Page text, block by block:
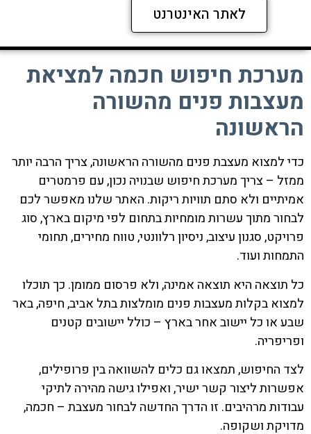
לאתר האינטרנט
מערכת חיפוש חכמה למציאת
מעצבות פנים מהשורה
הראשונה
כדי למצוא מעצבת פנים מהשורה הראשונה, צריך הרבה יותר
ממזל – צריך מערכת חיפוש שבנויה נכון, עם פרמטרים
אמיתיים ולא סתם תוויות ריקות. האתר שלנו מאפשר לכם
לבחור מתוך עשרות מומחיות בתחום לפי מיקום בארץ, סוג
פרויקט, סגנון עיצוב, ניסיון רלוונטי, טווח מחירים, תחומי
התמחות ועוד.
כל תוצאה היא תוצאה אמינה, ולא פרסום ממומן. כך תוכלו
למצוא בקלות מעצבות פנים מומלצות בתל אביב, חיפה, באר
שבע או כל יישוב אחר בארץ – כולל יישובים קטנים
ופריפריה.
לצד החיפוש, תמצאו גם כלים להשוואה בין פרופילים,
אפשרות ליצור קשר ישיר, ואפילו גישה מהירה לתיקי
עבודות מרהיבים. זו הדרך החדשה לבחור מעצבת – חכמה,
מדויקת ושקופה.